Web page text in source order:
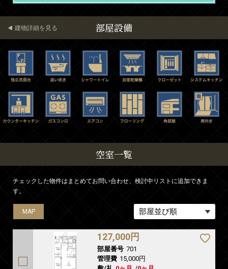
部屋設備
建物詳細を見る
空室一覧
チェックした物件はまとめてお問い合わせ、検討中リストに追加できま
す。
MAP
127,000円
部屋番号 701
管理費 15,000円
MAP